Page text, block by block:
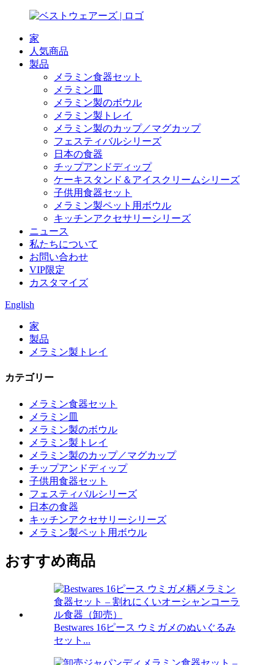
家
人気商品
製品
メラミン食器セット
メラミン皿
メラミン製のボウル
メラミン製トレイ
メラミン製のカップ／マグカップ
フェスティバルシリーズ
日本の食器
チップアンドディップ
ケーキスタンド＆アイスクリームシリーズ
子供用食器セット
メラミン製ペット用ボウル
キッチンアクセサリーシリーズ
ニュース
私たちについて
お問い合わせ
VIP限定
カスタマイズ
English
家
製品
メラミン製トレイ
カテゴリー
メラミン食器セット
メラミン皿
メラミン製のボウル
メラミン製トレイ
メラミン製のカップ／マグカップ
チップアンドディップ
子供用食器セット
フェスティバルシリーズ
日本の食器
キッチンアクセサリーシリーズ
メラミン製ペット用ボウル
おすすめ商品
Bestwares 16ピース ウミガメのぬいぐるみ
セット...